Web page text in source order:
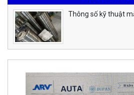
Thông số kỹ thuật